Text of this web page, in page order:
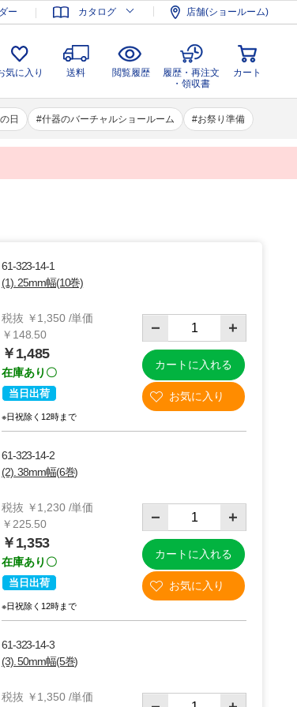
ー カタログ 店舗(ショールーム)
気に入り 送料 閲覧履歴
履歴・再注文
・領収書
カート
日 什器のバーチャルショールーム お祭り準備
お気に入り 送料 閲覧履歴
履歴・再注文
・領収書
カート
61-323-14-1
(1). 25mm幅(10巻)
税抜 ￥1,350 /単価
￥148.50
￥1,485
在庫あり〇
当日出荷
※日祝除く12時まで
カートに入れる
61-323-14-2
(2). 38mm幅(6巻)
税抜 ￥1,230 /単価
￥225.50
￥1,353
在庫あり〇
当日出荷
※日祝除く12時まで
カートに入れる
61-323-14-3
(3). 50mm幅(5巻)
税抜 ￥1,350 /単価